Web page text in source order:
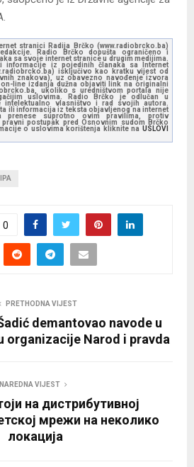
stranici Radija Brčko (www.radiobrcko.ba)
Radio Brčko dopušta ograničeno i
sa svoje internet stranice u drugim medijima.
informacije iz pojedinih članaka sa Internet
isključivo kao kratku vijest od
znakova), uz obavezno navođenje izvora
line izdanja dužna objaviti link na originalni
ukoliko s uredništvom portala nije
uslovima. Radio Brčko je odlučan u
intelektualno vlasništvo i rad svojih autora.
ili informacija iz teksta objavljenog na internet
prenese suprotno ovim pravilima, protiv
postupak pred Osnovnim sudom Brčko
o uslovima korištenja kliknite na USLOVI
0
PRETHODNA VIJEST
demantovao navode u
organizacije Narod i pravda
NAREDNA VIJEST
на дистрибутивној
мрежи на неколико
локација